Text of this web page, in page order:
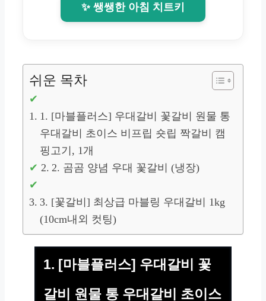
✨ 쌩쌩한 아침 치트키
쉬운 목차
1. [마블플러스] 우대갈비 꽃갈비 원물 통
우대갈비 초이스 비프립 숏립 짝갈비 캠
핑고기, 1개
2. 곰곰 양념 우대 꽃갈비 (냉장)
3. [꽃갈비] 최상급 마블링 우대갈비 1kg
(10cm내외 컷팅)
1. [마블플러스] 우대갈비 꽃
갈비 원물 통 우대갈비 초이스